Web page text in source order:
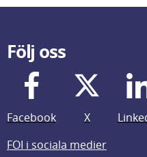
Följ oss
Facebook X
FOI i sociala medier